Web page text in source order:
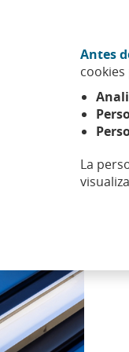
Antes
La